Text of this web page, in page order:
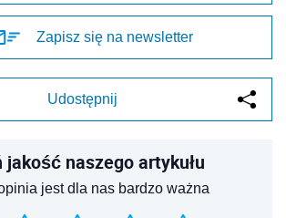
Zapisz się na newsletter
Udostępnij
jakość naszego artykułu
jest dla nas bardzo ważna